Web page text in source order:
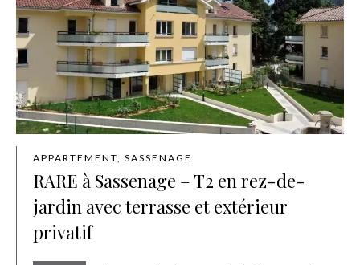
APPARTEMENT, SASSENAGE
RARE à Sassenage – T2 en rez-de-
jardin avec terrasse et extérieur
privatif